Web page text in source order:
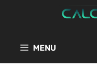
MENU